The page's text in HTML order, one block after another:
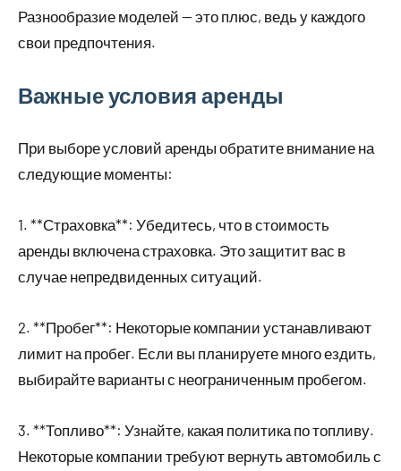
Разнообразие моделей — это плюс, ведь у каждого
свои предпочтения.
Важные условия аренды
При выборе условий аренды обратите внимание на
следующие моменты:
1. **Страховка**: Убедитесь, что в стоимость
аренды включена страховка. Это защитит вас в
случае непредвиденных ситуаций.
2. **Пробег**: Некоторые компании устанавливают
лимит на пробег. Если вы планируете много ездить,
выбирайте варианты с неограниченным пробегом.
3. **Топливо**: Узнайте, какая политика по топливу.
Некоторые компании требуют вернуть автомобиль с